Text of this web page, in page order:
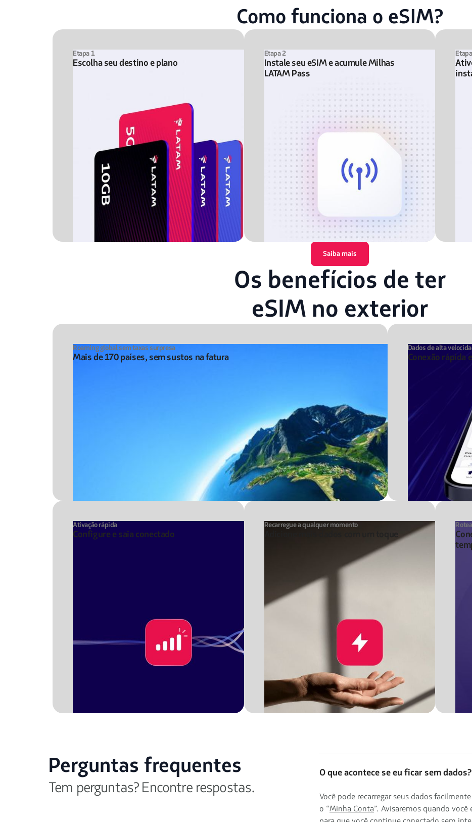
Como funciona o eSIM?
Etapa 1
Escolha seu destino e plano
Etapa 2
Instale seu eSIM e acumule Milhas
LATAM Pass
Saiba mais
Os benefícios de ter
eSIM no exterior
Roaming global sem taxas surpresa
Mais de 170 países, sem sustos na fatura
Dados de alta
Conexão rápida
Ativação rápida
Configure e saia conectado
Recarregue a qualquer momento
Perguntas frequentes
Tem perguntas? Encontre respostas.
O que acontece se eu ficar sem dados?
Você pode recarregar seus dados
o “Minha Conta”. Avisaremos quando